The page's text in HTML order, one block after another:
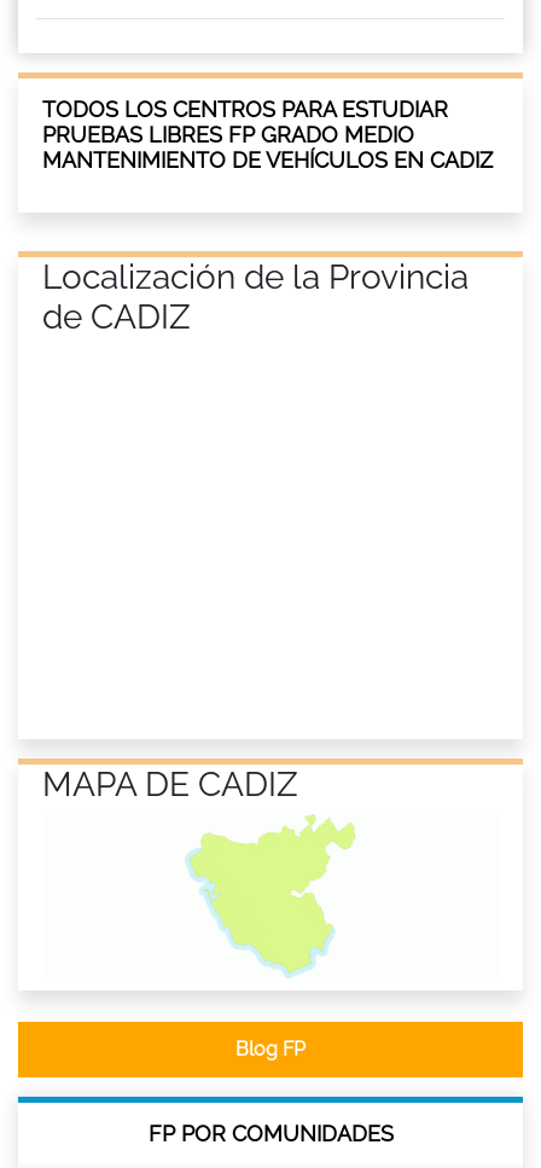
TODOS LOS CENTROS PARA ESTUDIAR
PRUEBAS LIBRES FP GRADO MEDIO
MANTENIMIENTO DE VEHÍCULOS EN CADIZ
Localización de la Provincia
de CADIZ
MAPA DE CADIZ
Blog FP
FP POR COMUNIDADES